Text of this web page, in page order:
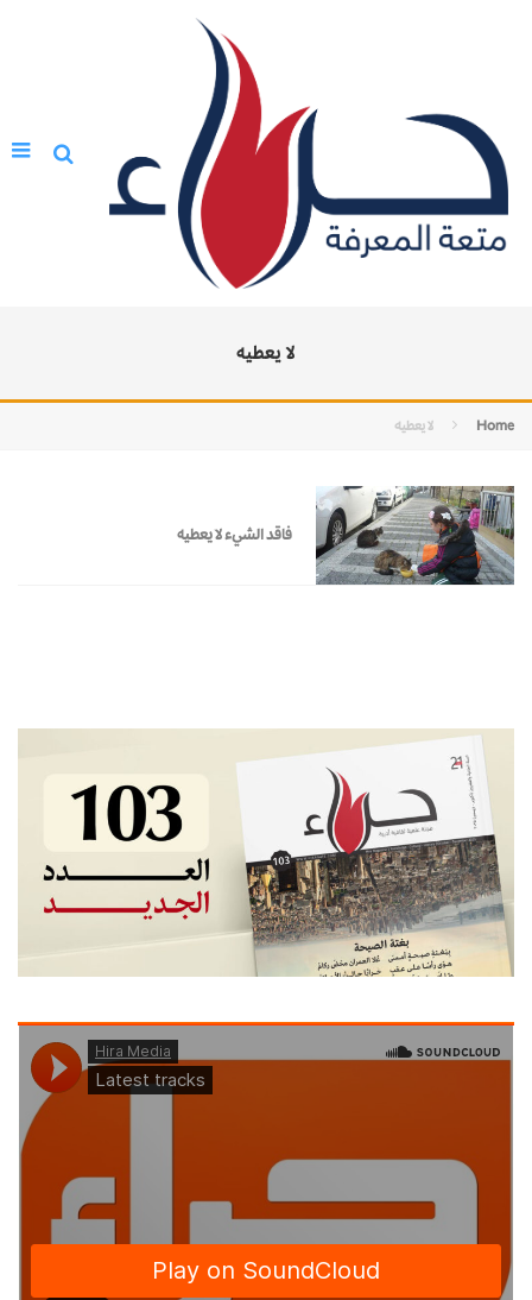
لا يعطيه
Home لا يعطيه
فاقد الشيء لا يعطيه